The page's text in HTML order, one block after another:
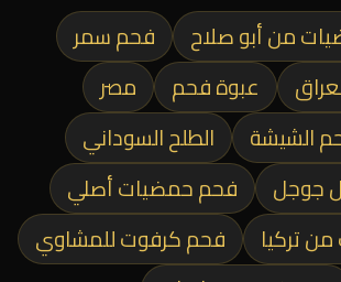
من أبو صلاح
فحم سمر
عبوة فحم
مصر
الشيشة
الطلح السوداني
جوجل
فحم حمضيات أصلي
تركيا
فحم كرفوت للمشاوي